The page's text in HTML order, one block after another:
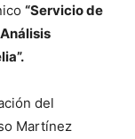
“Servicio de
del
Martínez